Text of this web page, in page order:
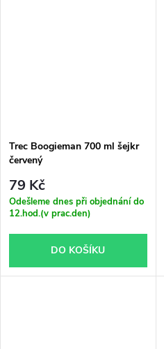
Trec Boogieman 700 ml šejkr
červený
79 Kč
Odešleme dnes při objednání do
12.hod.(v prac.den)
DO KOŠÍKU